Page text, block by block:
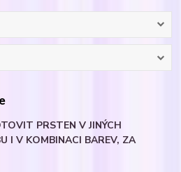
PRSTEN V JINÝCH
I V KOMBINACI BAREV, ZA